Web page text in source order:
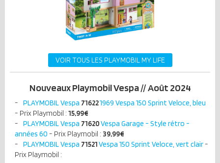
VOIR TOUS LES PLAYMOBIL MY LIFE
Nouveaux Playmobil Vespa // Août 2024
PLAYMOBIL Vespa 716221969 Vespa 150 Sprint Veloce, bleu
- Prix Playmobil : 15,99€
PLAYMOBIL Vespa 71620Vespa Garage - Style rétro -
années 60 - Prix Playmobil : 39,99€
PLAYMOBIL Vespa 71521Vespa 150 Sprint Veloce, vert clair -
Prix Playmobil :